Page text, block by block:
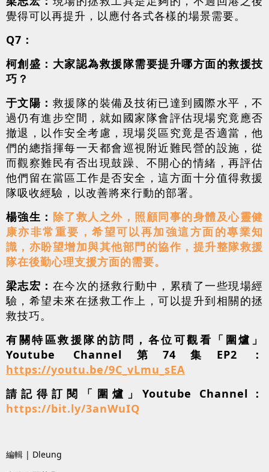
覺得可以再提升，以應付各式各樣的場景需要。
Q7：
柯創盛：大家認為救援隊需要提升哪方面的救援技
巧？
于文陽： 救援隊的裝備及技術已達到國際水平，不
過仍有進步空間，就如國家隊會評估現場究竟應否
撤退，以作安全考慮，現場災區究竟是否適當，他
們的總指揮每一天都會巡視附近難民營的設施，從
而觀察難民有否出現鼓躁、不開心的情緒，再評估
他們留在當區工作是否安全，這方面十分值得救援
隊吸收經驗，以改善將來行動的部署。
楊強生： 除了救人之外，照顧同事的身體及心靈健
康亦非常重要，希望可以再加強這方面的專業知
識，亦盼望增加與其他部門的協作，提升整隊救援
隊在後勤心理支援方面的需要。
梁志宏： 在今次的拯救行動中，累積了一些現場經
驗，希望未來在拯救工作上，可以提升到相關的拯
救技巧。
有關特區救援隊的訪問，各位可觀看「圍爐」
Youtube Channel第74集EP2：
https://youtu.be/9C_vLmu_sEA
請記得訂閱「圍爐」Youtube Channel：
https://bit.ly/3anWuIQ
編輯 | Dleung